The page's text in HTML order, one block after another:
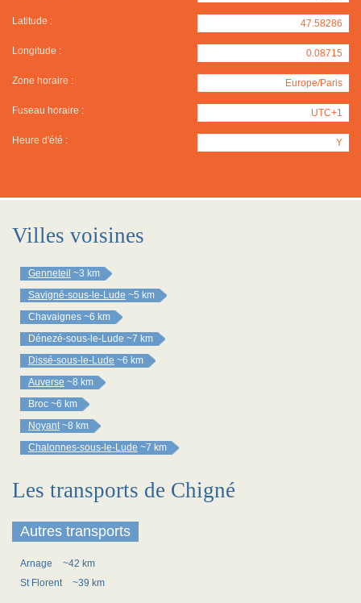
Latitude : 47.58286
Longitude : 0.08715
Zone horaire : Europe/Paris
Fuseau horaire : UTC+1
Heure d'été : Y
Villes voisines
Genneteil ~3 km
Savigné-sous-le-Lude ~5 km
Chavaignes ~6 km
Dénezé-sous-le-Lude ~7 km
Dissé-sous-le-Lude ~6 km
Auverse ~8 km
Broc ~6 km
Noyant ~8 km
Chalonnes-sous-le-Lude ~7 km
Les transports de Chigné
Autres transports
Arnage
~42 km
St Florent
~39 km